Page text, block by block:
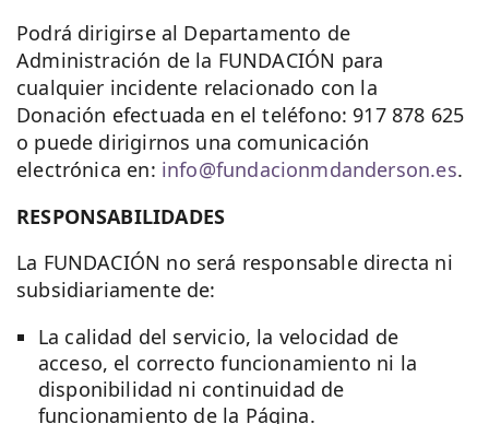
Podrá dirigirse al Departamento de
Administración de la FUNDACIÓN para
cualquier incidente relacionado con la
Donación efectuada en el teléfono: 917 878 625
o puede dirigirnos una comunicación
electrónica en: info@fundacionmdanderson.es.
RESPONSABILIDADES
La FUNDACIÓN no será responsable directa ni
subsidiariamente de:
La calidad del servicio, la velocidad de
acceso, el correcto funcionamiento ni la
disponibilidad ni continuidad de
funcionamiento de la Página.